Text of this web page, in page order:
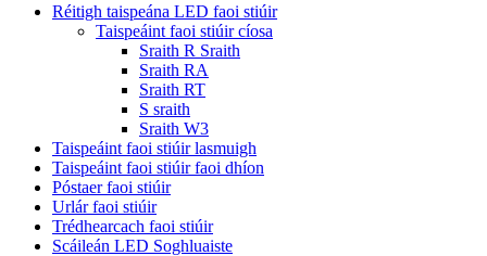
Réitigh taispeána LED faoi stiúir
Taispeáint faoi stiúir cíosa
Sraith R Sraith
Sraith RA
Sraith RT
S sraith
Sraith W3
Taispeáint faoi stiúir lasmuigh
Taispeáint faoi stiúir faoi dhíon
Póstaer faoi stiúir
Urlár faoi stiúir
Trédhearcach faoi stiúir
Scáileán LED Soghluaiste